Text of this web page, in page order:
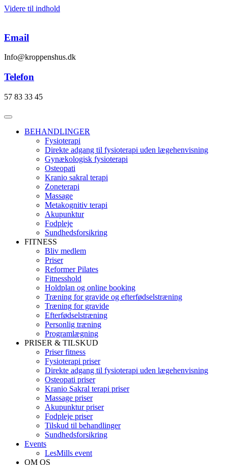
Videre til indhold
Email
Info@kroppenshus.dk
Telefon
57 83 33 45
BEHANDLINGER
Fysioterapi
Direkte adgang til fysioterapi uden lægehenvisning
Gynækologisk fysioterapi
Osteopati
Kranio sakral terapi
Zoneterapi
Massage
Metakognitiv terapi
Akupunktur
Fodpleje
Sundhedsforsikring
FITNESS
Bliv medlem
Priser
Reformer Pilates
Fitnesshold
Holdplan og online booking
Træning for gravide og efterfødselstræning
Træning for gravide
Efterfødselstræning
Personlig træning
Programlægning
PRISER & TILSKUD
Priser fitness
Fysioterapi priser
Direkte adgang til fysioterapi uden lægehenvisning
Osteopati priser
Kranio Sakral terapi priser
Massage priser
Akupunktur priser
Fodpleje priser
Tilskud til behandlinger
Sundhedsforsikring
Events
LesMills event
OM OS